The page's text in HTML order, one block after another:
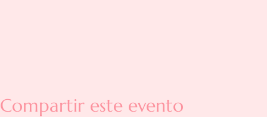
Compartir este evento